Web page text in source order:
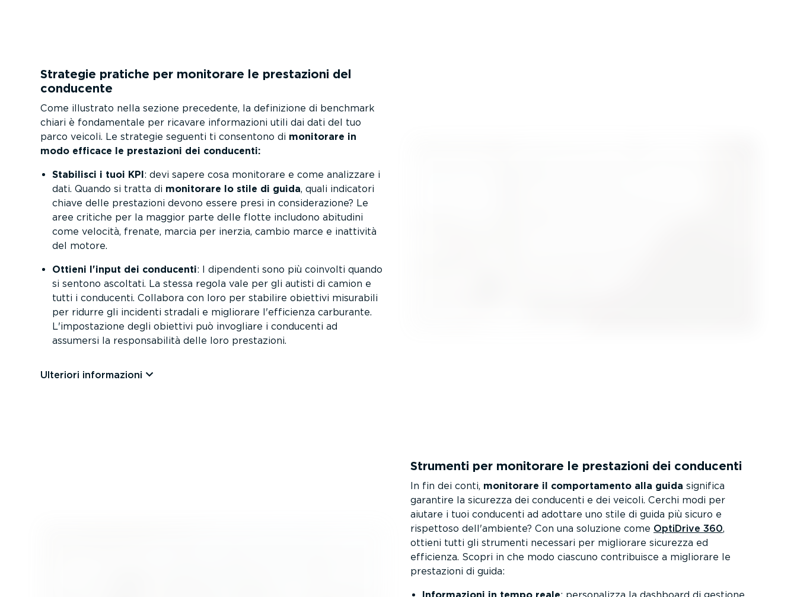
Strategie pratiche per monitorare le prestazioni del
conducente
Come illustrato nella sezione precedente, la definizione di benchmark
chiari è fonda­mentale per ricavare infor­ma­zioni utili dai dati del tuo
parco veicoli. Le strategie seguenti ti consentono di monitorare in
modo efficace le prestazioni dei conducenti:
Stabilisci i tuoi KPI: devi sapere cosa monitorare e come analizzare i
dati. Quando si tratta di monitorare lo stile di guida, quali indicatori
chiave delle prestazioni devono essere presi in consi­de­ra­zione? Le
aree critiche per la maggior parte delle flotte includono abitudini
come velocità, frenate, marcia per inerzia, cambio marce e inattività
del motore.
Ottieni l'input dei conducenti: I dipendenti sono più coinvolti quando
si sentono ascoltati. La stessa regola vale per gli autisti di camion e
tutti i conducenti. Collabora con loro per stabilire obiettivi misurabili
per ridurre gli incidenti stradali e migliorare l'efficienza carburante.
L'imposta­zione degli obiettivi può invogliare i conducenti ad
assumersi la respon­sa­bilità delle loro prestazioni.
Ulteriori infor­ma­zioni
Strumenti per monitorare le prestazioni dei conducenti
In fin dei conti, monitorare il compor­ta­mento alla guida significa
garantire la sicurezza dei conducenti e dei veicoli. Cerchi modi per
aiutare i tuoi conducenti ad adottare uno stile di guida più sicuro e
rispettoso dell'ambiente? Con una soluzione come OptiDrive 360,
ottieni tutti gli strumenti necessari per migliorare sicurezza ed
efficienza. Scopri in che modo ciascuno contri­buisce a migliorare le
prestazioni di guida: